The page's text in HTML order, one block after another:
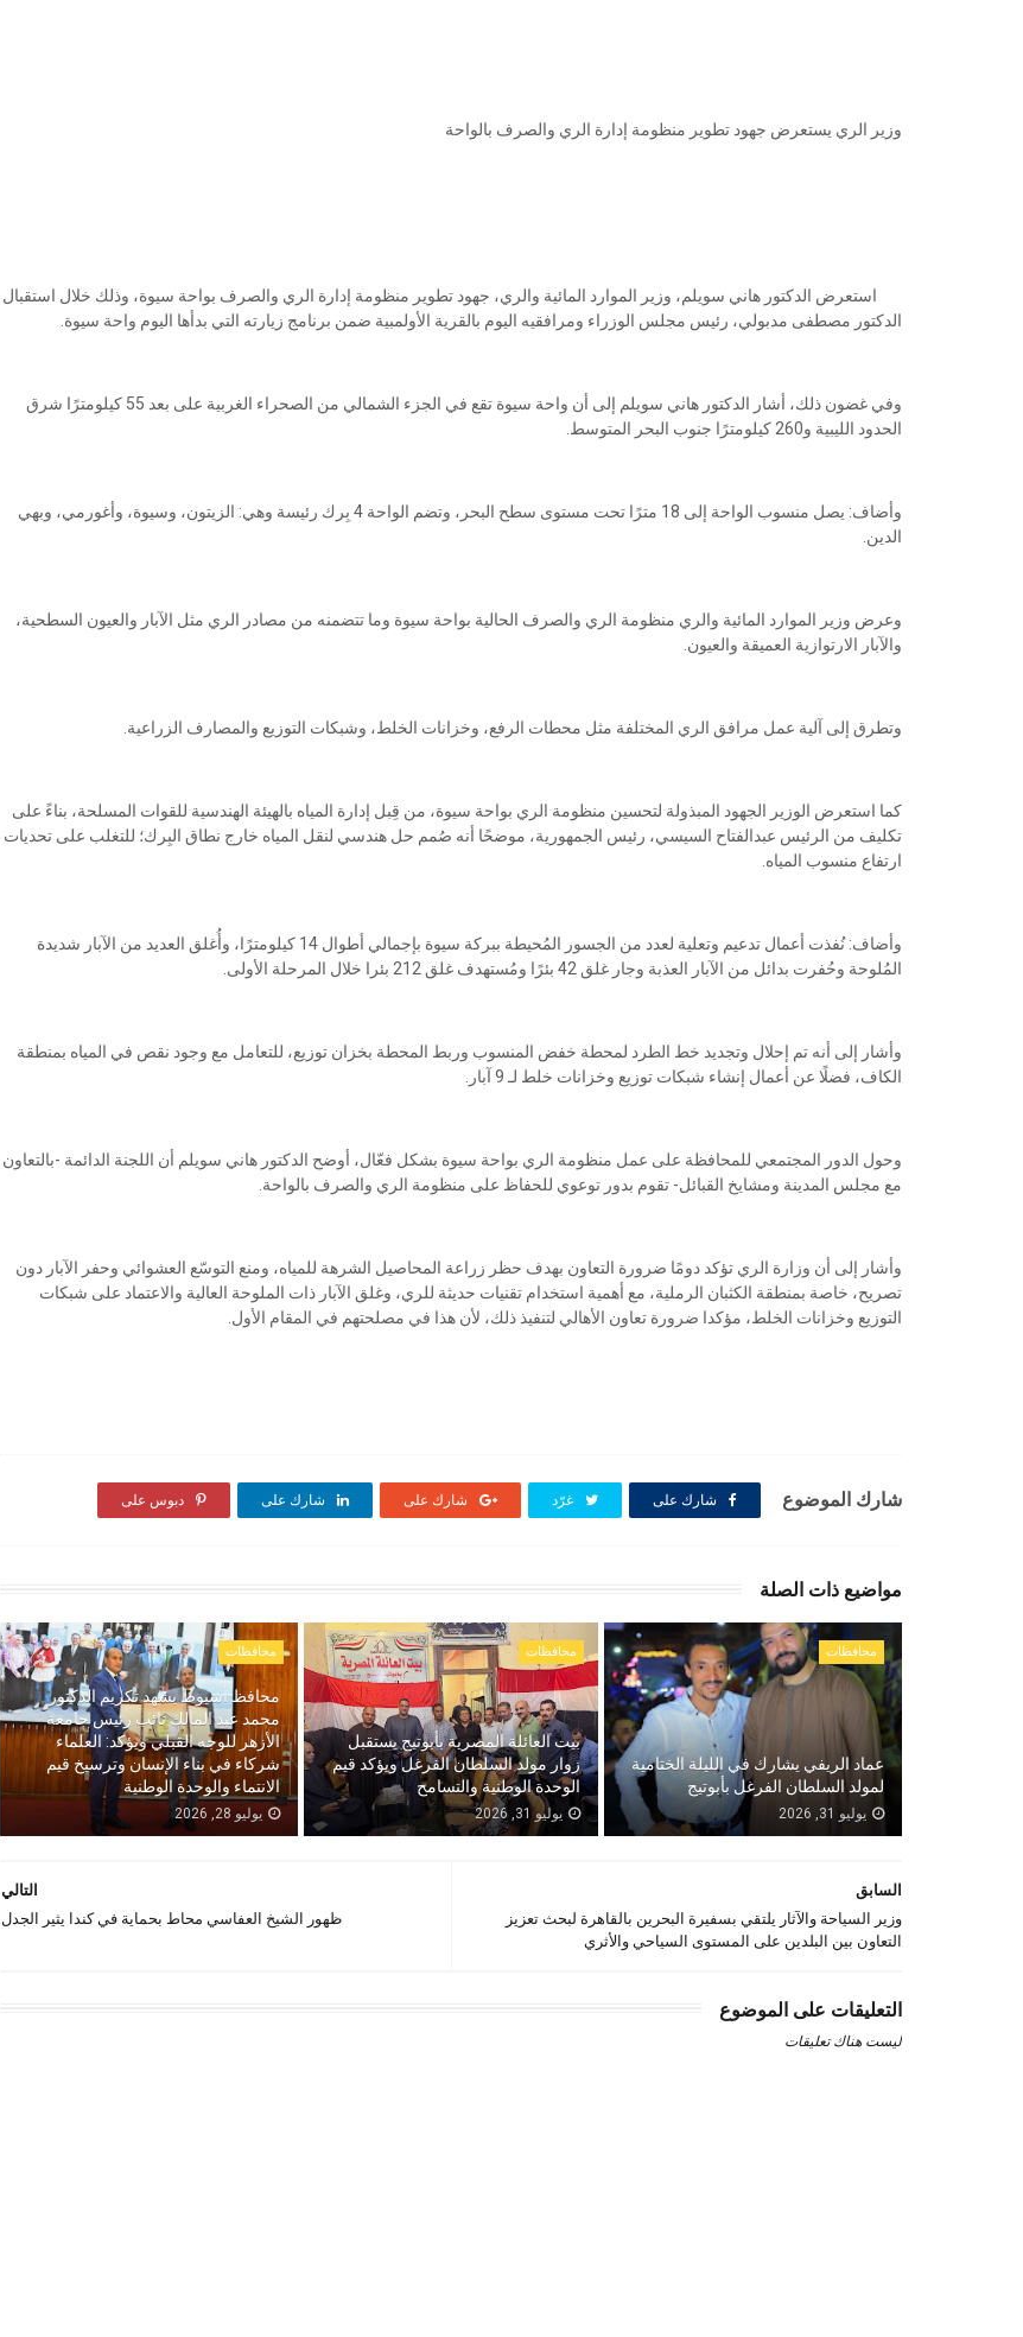
وزير الري يستعرض جهود تطوير منظومة إدارة الري والصرف بالواحة
استعرض الدكتور هاني سويلم، وزير الموارد المائية والري، جهود تطوير منظومة إدارة الري والصرف بواحة سيوة، وذلك خلال استقبال
الدكتور مصطفى مدبولي، رئيس مجلس الوزراء ومرافقيه اليوم بالقرية الأولمبية ضمن برنامج زيارته التي بدأها اليوم واحة سيوة.
وفي غضون ذلك، أشار الدكتور هاني سويلم إلى أن واحة سيوة تقع في الجزء الشمالي من الصحراء الغربية على بعد 55 كيلومترًا شرق
الحدود الليبية و260 كيلومترًا جنوب البحر المتوسط.
وأضاف: يصل منسوب الواحة إلى 18 مترًا تحت مستوى سطح البحر، وتضم الواحة 4 بِرك رئيسة وهي: الزيتون، وسيوة، وأغورمي، وبهي
الدين.
وعرض وزير الموارد المائية والري منظومة الري والصرف الحالية بواحة سيوة وما تتضمنه من مصادر الري مثل الآبار والعيون السطحية،
والآبار الارتوازية العميقة والعيون.
وتطرق إلى آلية عمل مرافق الري المختلفة مثل محطات الرفع، وخزانات الخلط، وشبكات التوزيع والمصارف الزراعية.
كما استعرض الوزير الجهود المبذولة لتحسين منظومة الري بواحة سيوة، من قِبل إدارة المياه بالهيئة الهندسية للقوات المسلحة، بناءً على
تكليف من الرئيس عبدالفتاح السيسي، رئيس الجمهورية، موضحًا أنه صُمم حل هندسي لنقل المياه خارج نطاق البِرك؛ للتغلب على تحديات
ارتفاع منسوب المياه.
وأضاف: نُفذت أعمال تدعيم وتعلية لعدد من الجسور المُحيطة ببركة سيوة بإجمالي أطوال 14 كيلومترًا، وأُغلق العديد من الآبار شديدة
المُلوحة وحُفرت بدائل من الآبار العذبة وجار غلق 42 بئرًا ومُستهدف غلق 212 بئرا خلال المرحلة الأولى.
وأشار إلى أنه تم إحلال وتجديد خط الطرد لمحطة خفض المنسوب وربط المحطة بخزان توزيع، للتعامل مع وجود نقص في المياه بمنطقة
الكاف، فضلًا عن أعمال إنشاء شبكات توزيع وخزانات خلط لـ 9 آبار.
وحول الدور المجتمعي للمحافظة على عمل منظومة الري بواحة سيوة بشكل فعّال، أوضح الدكتور هاني سويلم أن اللجنة الدائمة -بالتعاون
مع مجلس المدينة ومشايخ القبائل- تقوم بدور توعوي للحفاظ على منظومة الري والصرف بالواحة.
وأشار إلى أن وزارة الري تؤكد دومًا ضرورة التعاون بهدف حظر زراعة المحاصيل الشرهة للمياه، ومنع التوسّع العشوائي وحفر الآبار دون
تصريح، خاصة بمنطقة الكثبان الرملية، مع أهمية استخدام تقنيات حديثة للري، وغلق الآبار ذات الملوحة العالية والاعتماد على شبكات
التوزيع وخزانات الخلط، مؤكدا ضرورة تعاون الأهالي لتنفيذ ذلك، لأن هذا في مصلحتهم في المقام الأول.
شارك الموضوع شارك على غرّد شارك على شارك على دبوس على
مواضيع ذات الصلة
محافظات
عماد الريفي يشارك في الليلة الختامية
لمولد السلطان الفرغل بأبوتيج
يوليو 31, 2026
محافظات
بيت العائلة المصرية بأبوتيج يستقبل
زوار مولد السلطان الفرغل ويؤكد قيم
الوحدة الوطنية والتسامح
يوليو 31, 2026
محافظات
محافظ أسيوط يشهد تكريم الدكتور
محمد عبد المالك نائب رئيس جامعة
الأزهر للوجه القبلي ويؤكد: العلماء
شركاء في بناء الإنسان وترسيخ قيم
الانتماء والوحدة الوطنية
يوليو 28, 2026
التالي
ظهور الشيخ العفاسي محاط بحماية في كندا يثير الجدل
السابق
وزير السياحة والآثار يلتقي بسفيرة البحرين بالقاهرة لبحث تعزيز
التعاون بين البلدين على المستوى السياحي والأثري
التعليقات على الموضوع
ليست هناك تعليقات